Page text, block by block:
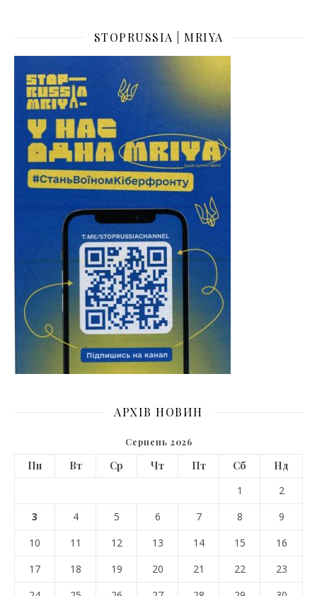
STOPRUSSIA | MRIYA
АРХІВ НОВИН
Серпень 2026
Пн Вт Ср Чт Пт Сб
Нд
1
2
3
4 5 6 7 8
9
10
11 12 13 14 15
16
17
18 19 20 21 22
23